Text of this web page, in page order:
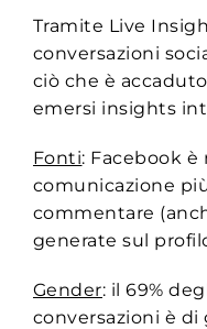
Tramite Live
conversazioni
ciò che è
emersi insights
Fonti: Facebook
comunicazione
commentare
generate sul
Gender: il 69%
conversazioni è di